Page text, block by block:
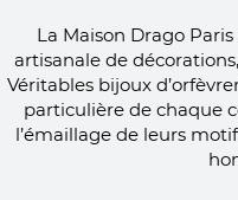
La Maison Drago
artisanale de
Véritables bijoux
particulière de chaque
l’émaillage de leurs